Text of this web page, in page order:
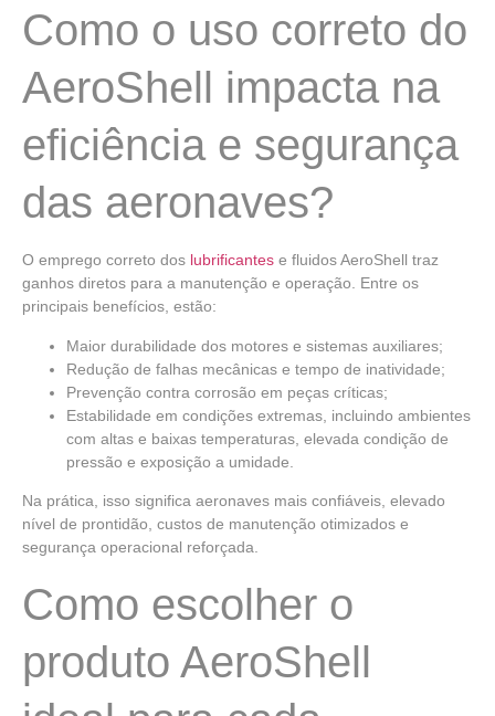
Como o uso correto do
AeroShell impacta na
eficiência e segurança
das aeronaves?
O emprego correto dos lubrificantes e fluidos AeroShell traz
ganhos diretos para a manutenção e operação. Entre os
principais benefícios, estão:
Maior durabilidade dos motores e sistemas auxiliares;
Redução de falhas mecânicas e tempo de inatividade;
Prevenção contra corrosão em peças críticas;
Estabilidade em condições extremas , incluindo ambientes
com altas e baixas temperaturas, elevada condição de
pressão e exposição a umidade.
Na prática, isso significa aeronaves mais confiáveis, elevado
nível de prontidão, custos de manutenção otimizados e
segurança operacional reforçada.
Como escolher o
produto AeroShell